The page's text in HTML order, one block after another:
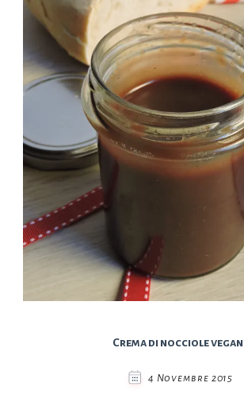
Crema di nocciole vegan
4 Novembre 2015